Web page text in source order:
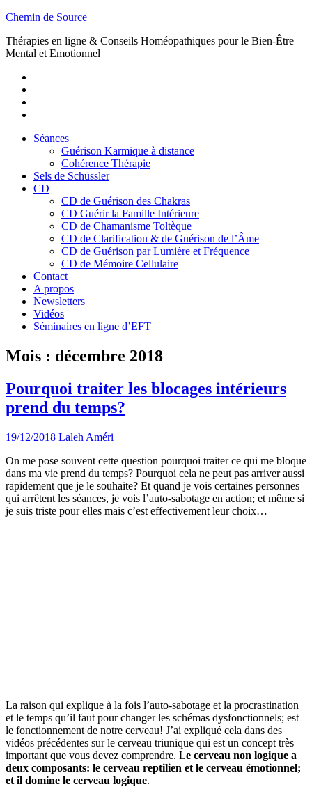
Skip
content
Chemin de Source
Thérapies en ligne & Conseils Homéopathiques pour le Bien-Être
Mental et Emotionnel
Séances
Guérison Karmique à distance
Cohérence Thérapie
Sels de Schüssler
CD
CD de Guérison des Chakras
CD Guérir la Famille Intérieure
CD de Chamanisme Toltèque
CD de Clarification & de Guérison de l’Âme
CD de Guérison par Lumière et Fréquence
CD de Mémoire Cellulaire
Contact
A propos
Newsletters
Vidéos
Séminaires en ligne d’EFT
Mois : décembre 2018
Pourquoi traiter les blocages intérieurs
prend du temps?
19/12/2018 Laleh Améri
On me pose souvent cette question pourquoi traiter ce qui me bloque
dans ma vie prend du temps? Pourquoi cela ne peut pas arriver aussi
rapidement que je le souhaite? Et quand je vois certaines personnes
qui arrêtent les séances, je vois l’auto-sabotage en action; et même si
je suis triste pour elles mais c’est effectivement leur choix…
La raison qui explique à la fois l’auto-sabotage et la procrastination
et le temps qu’il faut pour changer les schémas dysfonctionnels; est
le fonctionnement de notre cerveau! J’ai expliqué cela dans des
vidéos précédentes sur le cerveau triunique qui est un concept très
important que vous devez comprendre. Le cerveau non logique a
deux composants: le cerveau reptilien et le cerveau émotionnel;
et il domine le cerveau logique.